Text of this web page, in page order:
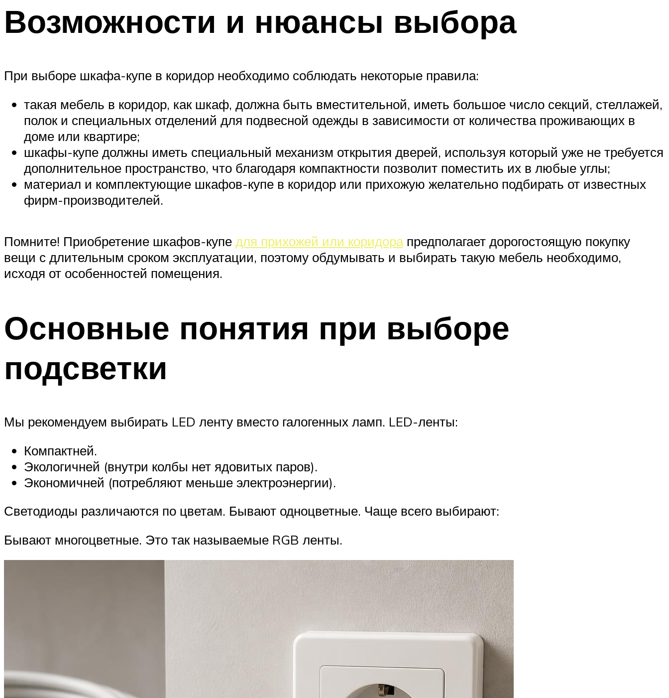
Возможности и нюансы выбора
При выборе шкафа-купе в коридор необходимо соблюдать некоторые правила:
такая мебель в коридор, как шкаф, должна быть вместительной, иметь большое число секций, стеллажей,
полок и специальных отделений для подвесной одежды в зависимости от количества проживающих в
доме или квартире;
шкафы-купе должны иметь специальный механизм открытия дверей, используя который уже не требуется
дополнительное пространство, что благодаря компактности позволит поместить их в любые углы;
материал и комплектующие шкафов-купе в коридор или прихожую желательно подбирать от известных
фирм-производителей.
Помните! Приобретение шкафов-купе для прихожей или коридорапредполагает дорогостоящую покупку
вещи с длительным сроком эксплуатации, поэтому обдумывать и выбирать такую мебель необходимо,
исходя от особенностей помещения.
Основные понятия при выборе
подсветки
Мы рекомендуем выбирать LED ленту вместо галогенных ламп. LED-ленты:
Компактней.
Экологичней (внутри колбы нет ядовитых паров).
Экономичней (потребляют меньше электроэнергии).
Светодиоды различаются по цветам. Бывают одноцветные. Чаще всего выбирают:
Бывают многоцветные. Это так называемые RGB ленты.